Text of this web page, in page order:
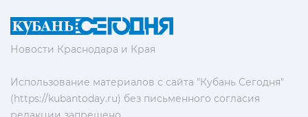
Новости Краснодара и Края
Использование материалов с сайта "Кубань Сегодня"
(https://kubantoday.ru) без письменного согласия